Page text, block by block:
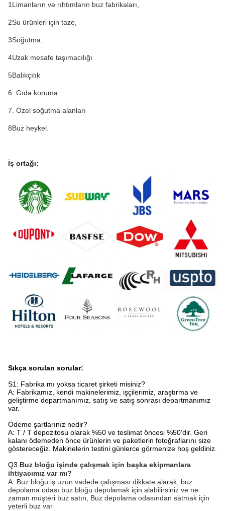
1Limanların ve rıhtımların buz fabrikaları,
2Su ürünleri için taze,
3Soğutma.
4Uzak mesafe taşımacılığı
5Balıkçılık
6. Gıda koruma
7. Özel soğutma alanları
8Buz heykel.
İş ortağı:
Sıkça sorulan sorular:
S1: Fabrika mı yoksa ticaret şirketi misiniz?
A: Fabrikamız, kendi makinelerimiz, işçilerimiz, araştırma ve
geliştirme departmanımız, satış ve satış sonrası departmanımız
var.
Ödeme şartlarınız nedir?
A: T / T depozitosu olarak %50 ve teslimat öncesi %50'dir. Geri
kalanı ödemeden önce ürünlerin ve paketlerin fotoğraflarını size
göstereceğiz. Makinelerin testini günlerce görmenize hoş geldiniz.
Q3. Buz bloğu işinde çalışmak için başka ekipmanlara
ihtiyacımız var mı?
A: Buz bloğu iş uzun vadede çalışması dikkate alarak, buz
depolama odası buz bloğu depolamak için alabilirsiniz ve ne
zaman müşteri buz satın, Buz depolama odasından satmak için
yeterli buz var